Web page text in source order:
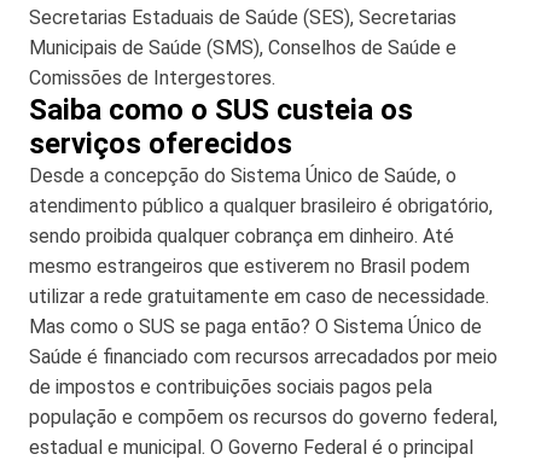
Secretarias Estaduais de Saúde (SES), Secretarias
Municipais de Saúde (SMS), Conselhos de Saúde e
Comissões de Intergestores.
Saiba como o SUS custeia os
serviços oferecidos
Desde a concepção do Sistema Único de Saúde, o
atendimento público a qualquer brasileiro é obrigatório,
sendo proibida qualquer cobrança em dinheiro. Até
mesmo estrangeiros que estiverem no Brasil podem
utilizar a rede gratuitamente em caso de necessidade.
Mas como o SUS se paga então? O Sistema Único de
Saúde é financiado com recursos arrecadados por meio
de impostos e contribuições sociais pagos pela
população e compõem os recursos do governo federal,
estadual e municipal. O Governo Federal é o principal